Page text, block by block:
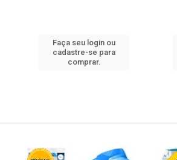
Faça seu login ou
cadastre-se para
comprar.